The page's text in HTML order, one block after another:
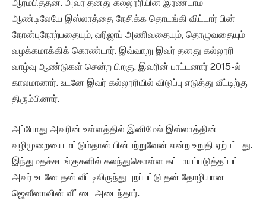
ஆரம்பித்தன. அவர் தனது கல்லூரியின் இரண்டாம்
ஆண்டிலேயே இஸ்லாத்தை நேசிக்க தொடங்கி விட்டார் பின்
நோன்புநோற்பதையும், ஹிஜாப் அணிவதையும், தொழுவதையும்
வழக்கமாக்கிக் கொண்டார். இவ்வாறு இவர் தனது கல்லூரி
வாழ்வு ஆண்டுகள் சென்ற பிறகு. இவரின் பாட்டனார் 2015-ல்
காலமானார். உடனே இவர் கல்லூரியில் விடுப்பு எடுத்து வீட்டிற்கு
திரும்பினார்.
அப்போது அவரின் உள்ளத்தில் இனிமேல் இஸ்லாத்தின்
வழிமுறையை மட்டும்தான் பின்பற்றுவேன் என்ற உறுதி ஏற்பட்டது.
இந்துமதச்சடங்குகளில் கலந்துகொள்ள கட்டாயப்படுத்தப்பட்ட
அவர் உடனே தன் வீட்டிலிருந்து புறப்பட்டு தன் தோழியான
ஜெஸீனாவின் வீட்டை அடைந்தார்.